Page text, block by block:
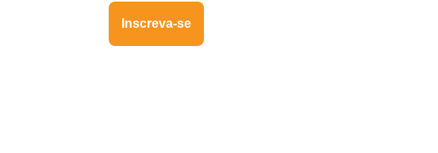
Inscreva-se